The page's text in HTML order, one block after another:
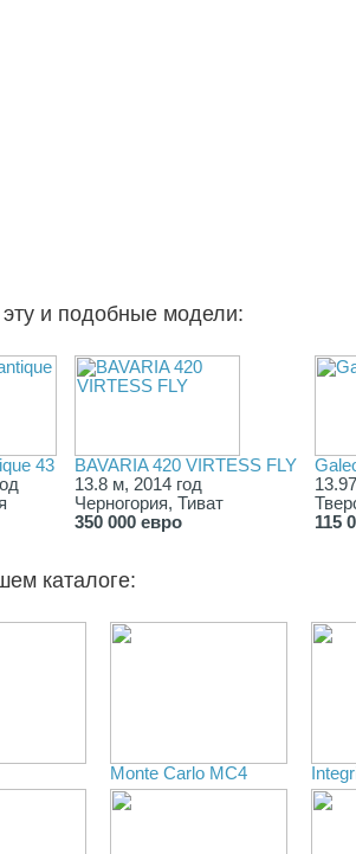
и подобные модели:
43
BAVARIA 420 VIRTESS FLY
13.8 м, 2014 год
Черногория, Тиват
350 000 евро
115
каталоге:
Monte Carlo MC4